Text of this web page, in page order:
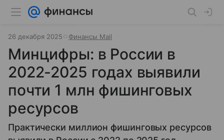
26 декабря 2025 Финансы Mail
Минцифры: в России в
2022-2025 годах выявили
почти 1 млн фишинговых
ресурсов
Практически миллион фишинговых ресурсов